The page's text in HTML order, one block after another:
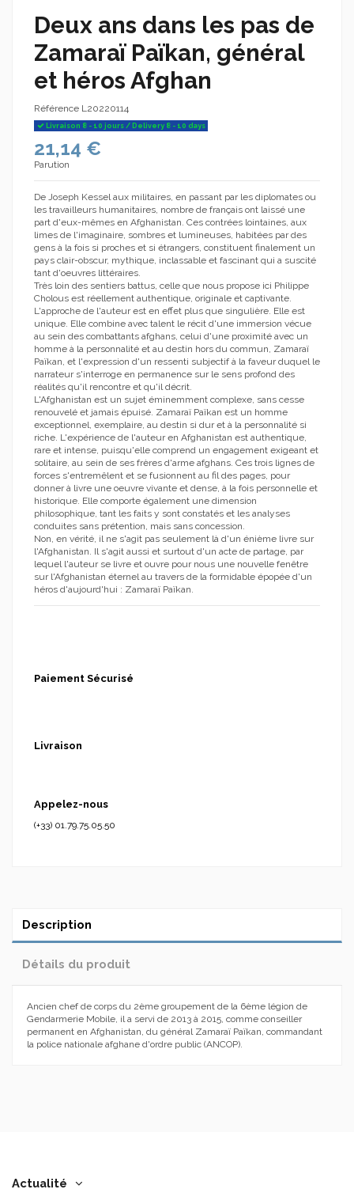
Deux ans dans les pas de
Zamaraï Païkan, général
et héros Afghan
Référence L20220114
Livraison 8 - 10 jours / Delivery 8 - 10 days
21,14 €
Parution
De Joseph Kessel aux militaires, en passant par les diplomates ou
les travailleurs humanitaires, nombre de français ont laissé une
part d'eux-mêmes en Afghanistan. Ces contrées lointaines, aux
limes de l'imaginaire, sombres et lumineuses, habitées par des
gens à la fois si proches et si étrangers, constituent finalement un
pays clair-obscur, mythique, inclassable et fascinant qui a suscité
tant d'oeuvres littéraires.
Très loin des sentiers battus, celle que nous propose ici Philippe
Cholous est réellement authentique, originale et captivante.
L'approche de l'auteur est en effet plus que singulière. Elle est
unique. Elle combine avec talent le récit d'une immersion vécue
au sein des combattants afghans, celui d'une proximité avec un
homme à la personnalité et au destin hors du commun, Zamaraï
Païkan, et l'expression d'un ressenti subjectif à la faveur duquel le
narrateur s'interroge en permanence sur le sens profond des
réalités qu'il rencontre et qu'il décrit.
L'Afghanistan est un sujet éminemment complexe, sans cesse
renouvelé et jamais épuisé. Zamaraï Païkan est un homme
exceptionnel, exemplaire, au destin si dur et à la personnalité si
riche. L'expérience de l'auteur en Afghanistan est authentique,
rare et intense, puisqu'elle comprend un engagement exigeant et
solitaire, au sein de ses frères d'arme afghans. Ces trois lignes de
forces s'entremêlent et se fusionnent au fil des pages, pour
donner à livre une oeuvre vivante et dense, à la fois personnelle et
historique. Elle comporte également une dimension
philosophique, tant les faits y sont constatés et les analyses
conduites sans prétention, mais sans concession.
Non, en vérité, il ne s'agit pas seulement là d'un énième livre sur
l'Afghanistan. Il s'agit aussi et surtout d'un acte de partage, par
lequel l'auteur se livre et ouvre pour nous une nouvelle fenêtre
sur l'Afghanistan éternel au travers de la formidable épopée d'un
héros d'aujourd'hui : Zamaraï Païkan.
Paiement Sécurisé
Livraison
Appelez-nous
(+33) 01.79.75.05.50
Description
Détails du produit
Ancien chef de corps du 2ème groupement de la 6ème légion de
Gendarmerie Mobile, il a servi de 2013 à 2015, comme conseiller
permanent en Afghanistan, du général Zamaraï Païkan, commandant
la police nationale afghane d'ordre public (ANCOP).
Actualité